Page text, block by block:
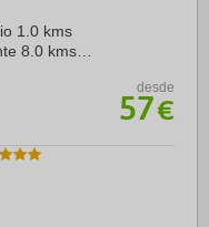
1.0 kms
8.0 kms
kms
desde
57€